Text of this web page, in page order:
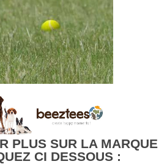
PLUS SUR LA MARQUE
CI DESSOUS :